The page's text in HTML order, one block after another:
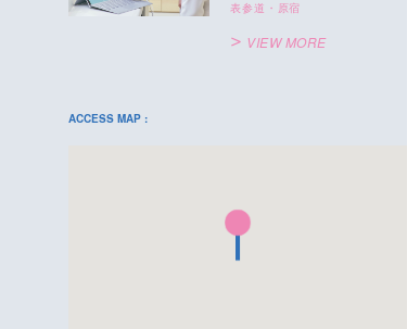
表参道・原宿
VIEW MORE
ACCESS MAP :